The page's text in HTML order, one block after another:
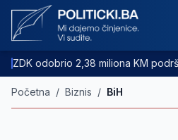
Početna / Biznis / BiH